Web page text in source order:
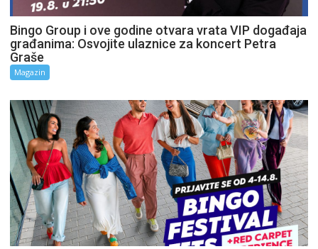
Bingo Group i ove godine otvara vrata VIP događaja
građanima: Osvojite ulaznice za koncert Petra
Graše
Magazin